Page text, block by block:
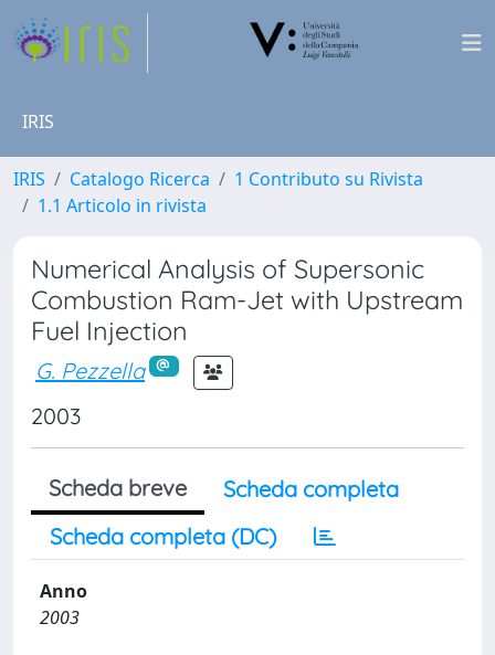
IRIS
IRIS Catalogo Ricerca
1 Contributo su Rivista
1.1 Articolo in rivista
Numerical Analysis of Supersonic
Combustion Ram-Jet with Upstream
Fuel Injection
G. Pezzella
2003
Scheda breve
Scheda completa
Scheda completa (DC)
Anno
2003